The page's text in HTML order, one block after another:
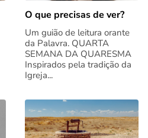
O que precisas de ver?
Um guião de leitura orante
da Palavra. QUARTA
SEMANA DA QUARESMA
Inspirados pela tradição da
Igreja...